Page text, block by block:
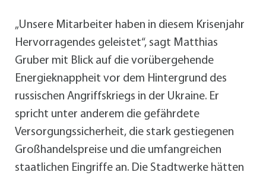
„Unsere Mitarbeiter haben in diesem Krisenjahr
Hervorragendes geleistet“, sagt Matthias
Gruber mit Blick auf die vorübergehende
Energieknappheit vor dem Hintergrund des
russischen Angriffskriegs in der Ukraine. Er
spricht unter anderem die gefährdete
Versorgungssicherheit, die stark gestiegenen
Großhandelspreise und die umfangreichen
staatlichen Eingriffe an. Die Stadtwerke hätten